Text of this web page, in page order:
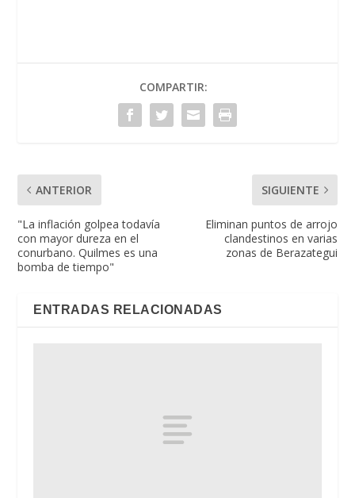
COMPARTIR:
ANTERIOR
"La inflación golpea todavía
con mayor dureza en el
conurbano. Quilmes es una
bomba de tiempo"
SIGUIENTE
Eliminan puntos de arrojo
clandestinos en varias
zonas de Berazategui
ENTRADAS RELACIONADAS